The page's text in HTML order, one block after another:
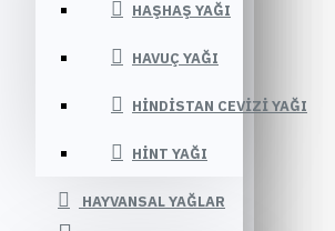
HAŞHAŞ YAĞI
HAVUÇ YAĞI
HINDISTAN CEVIZI YAĞI
HINT YAĞI
HAYVANSAL YAĞLAR